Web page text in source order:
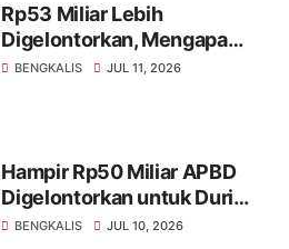
Rp53 Miliar Lebih
Digelontorkan, Mengapa
Jalan Lingkar Barat Duri
BENGKALIS JUL 11, 2026
Hampir Rp50 Miliar APBD
Digelontorkan untuk Duri
Islamic Center, Kondisi
BENGKALIS JUL 10, 2026